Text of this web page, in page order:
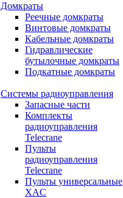
Домкраты
Реечные домкраты
Винтовые домкраты
Кабельные домкраты
Гидравлические
бутылочные домкраты
Подкатные домкраты
Системы радиоуправления
Запасные части
Комплекты
радиоуправления
Telecrane
Пульты
радиоуправления
Telecrane
Пульты универсальные
XAC